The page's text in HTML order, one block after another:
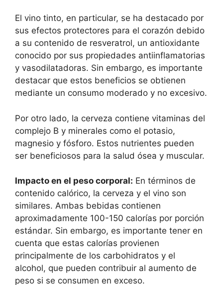
El vino tinto, en particular, se ha destacado por
sus efectos protectores para el corazón debido
a su contenido de resveratrol, un antioxidante
conocido por sus propiedades antiinflamatorias
y vasodilatadoras. Sin embargo, es importante
destacar que estos beneficios se obtienen
mediante un consumo moderado y no excesivo.
Por otro lado, la cerveza contiene vitaminas del
complejo B y minerales como el potasio,
magnesio y fósforo. Estos nutrientes pueden
ser beneficiosos para la salud ósea y muscular.
Impacto en el peso corporal: En términos de
contenido calórico, la cerveza y el vino son
similares. Ambas bebidas contienen
aproximadamente 100-150 calorías por porción
estándar. Sin embargo, es importante tener en
cuenta que estas calorías provienen
principalmente de los carbohidratos y el
alcohol, que pueden contribuir al aumento de
peso si se consumen en exceso.